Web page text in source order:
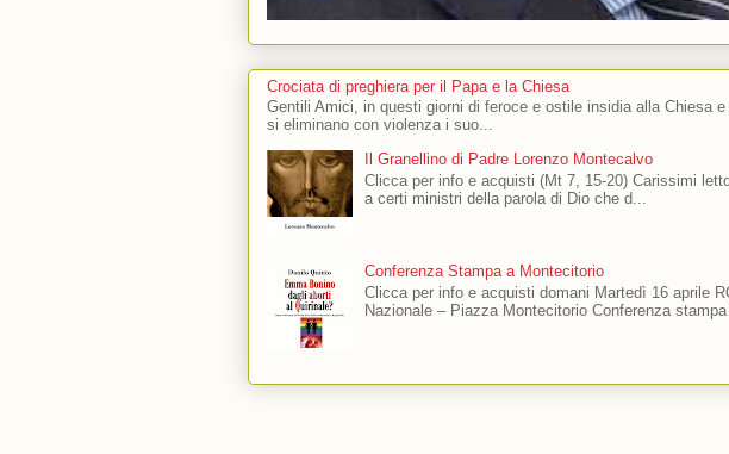
Crociata di preghiera per il Papa e la Chiesa
Gentili Amici, in questi giorni di feroce e ostile insidia alla Chiesa
si eliminano con violenza i suo...
Il Granellino di Padre Lorenzo Montecalvo
Clicca per info e acquisti (Mt 7, 15-20) Carissimi
a certi ministri della parola di Dio che d...
Conferenza Stampa a Montecitorio
Clicca per info e acquisti domani Martedì 16 aprile
Nazionale – Piazza Montecitorio Conferenza stampa